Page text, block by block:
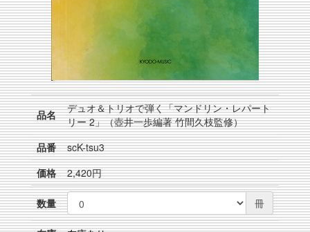
品名
デュオ＆トリオで弾く「マンドリン・レパート
リー 2」（壺井一歩編著 竹間久枝監修）
品番
scK-tsu3
価格
2,420円
数量 冊